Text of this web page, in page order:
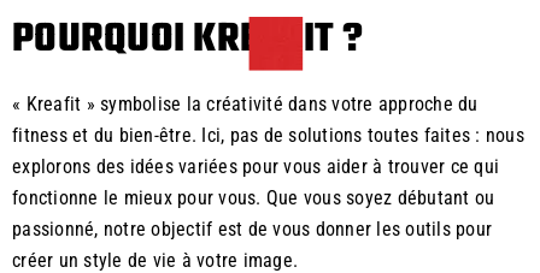
POURQUOI KREAFIT ?
« Kreafit » symbolise la créativité dans votre approche du
fitness et du bien-être. Ici, pas de solutions toutes faites : nous
explorons des idées variées pour vous aider à trouver ce qui
fonctionne le mieux pour vous. Que vous soyez débutant ou
passionné, notre objectif est de vous donner les outils pour
créer un style de vie à votre image.